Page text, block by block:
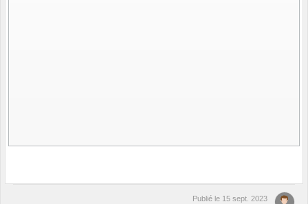
Publié le 15 sept. 2023